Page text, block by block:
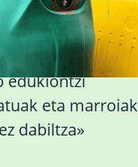
edukiontzi
eta marroiak
dabiltza»